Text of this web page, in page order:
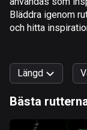
1 rutt
Angola
Antigua
Bläddra igenom
och hitta
Längd
Bästa